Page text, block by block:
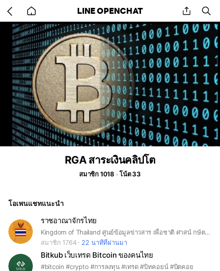
back
to
home
LINE OPENCHAT share
RGA สาระเงินคลิปโต
สมาชิก 1018 โน้ต 33
โอเพนแชทแนะนำ
ราชอาณาจักรไทย
Kingdom of Thailand ศูนย์ข้อมูลข่าวสาร เพื่อชาติ ศาสน์ กษัตริย์และประชาชน
สมาชิก 1764
22 นาทีที่ผ่านมา
Bitkub เว็บเทรด Bitcoin ของคนไทย
#bitcoin #crypto #การลงทุน #เทรด #บิทคอยน์ #บิตคอย